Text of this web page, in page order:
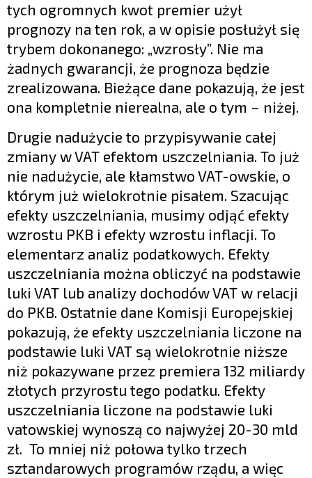
tych ogromnych kwot premier użył
prognozy na ten rok, a w opisie posłużył się
trybem dokonanego: „wzrosły”. Nie ma
żadnych gwarancji, że prognoza będzie
zrealizowana. Bieżące dane pokazują, że jest
ona kompletnie nierealna, ale o tym – niżej.
Drugie nadużycie to przypisywanie całej
zmiany w VAT efektom uszczelniania. To już
nie nadużycie, ale kłamstwo VAT-owskie, o
którym już wielokrotnie pisałem. Szacując
efekty uszczelniania, musimy odjąć efekty
wzrostu PKB i efekty wzrostu inflacji. To
elementarz analiz podatkowych. Efekty
uszczelniania można obliczyć na podstawie
luki VAT lub analizy dochodów VAT w relacji
do PKB. Ostatnie dane Komisji Europejskiej
pokazują, że efekty uszczelniania liczone na
podstawie luki VAT są wielokrotnie niższe
niż pokazywane przez premiera 132 miliardy
złotych przyrostu tego podatku. Efekty
uszczelniania liczone na podstawie luki
vatowskiej wynoszą co najwyżej 20-30 mld
zł. To mniej niż połowa tylko trzech
sztandarowych programów rządu, a więc